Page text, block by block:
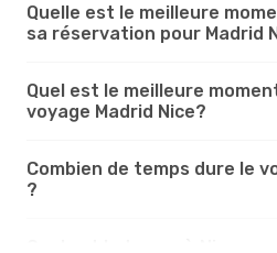
Quelle est le meilleure
sa réservation pour Madrid
Quel est le meilleure
voyage Madrid Nice?
Combien de temps dure le
?